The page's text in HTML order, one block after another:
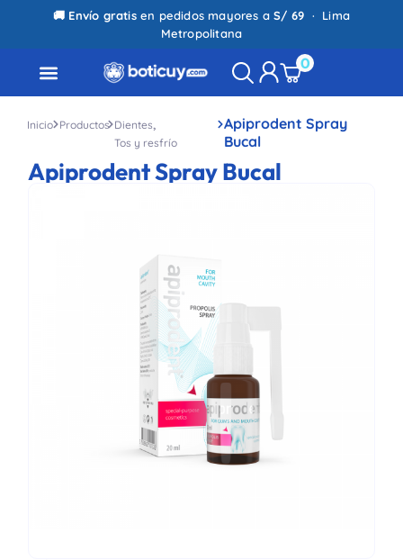
🚚 Envío gratisen pedidos mayores aS/ 69 · Lima
Metropolitana
0
Inicio Productos Dientes,
Tos y resfrío
Apiprodent Spray
Bucal
Apiprodent Spray Bucal